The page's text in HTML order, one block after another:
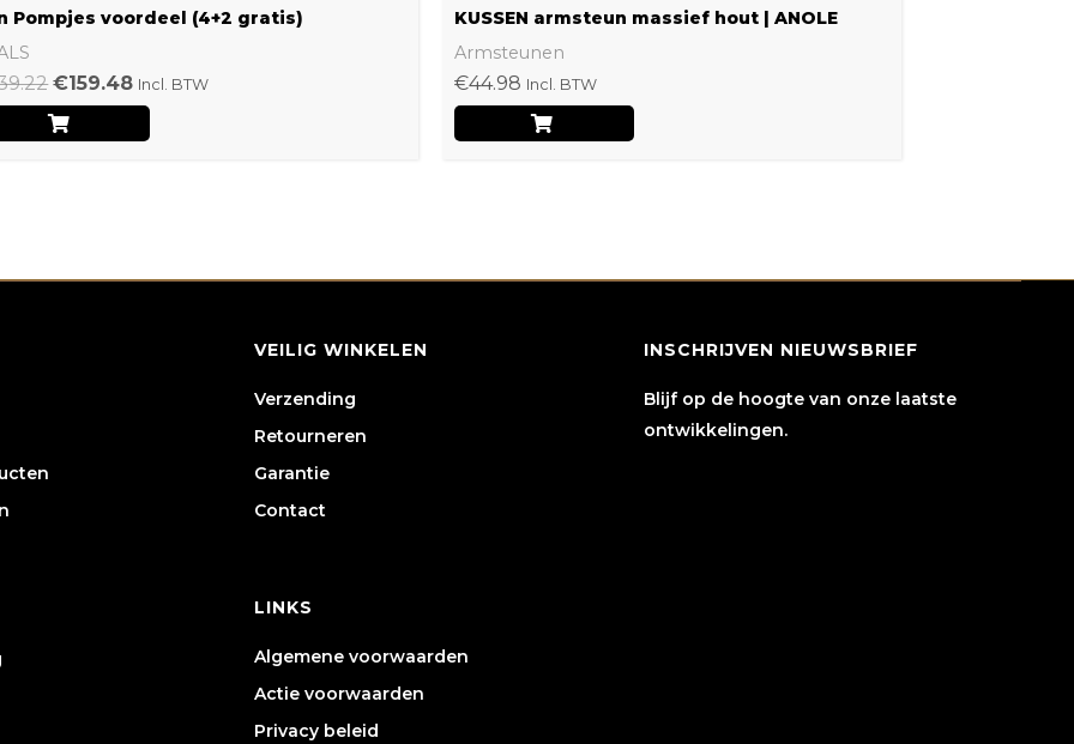
Pompjes voordeel (4+2 gratis)
€159.48 Incl. BTW
KUSSEN armsteun massief hout | ANOLE
Armsteunen
€44.98 Incl. BTW
VEILIG WINKELEN
Verzending
Retourneren
Garantie
Contact
LINKS
Algemene voorwaarden
Actie voorwaarden
Privacy beleid
INSCHRIJVEN NIEUWSBRIEF
Blijf op de hoogte van onze laatste
ontwikkelingen.